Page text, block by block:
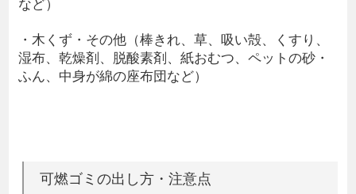
・木くず・その他（棒きれ、草、吸い殻、くすり、
湿布、乾燥剤、脱酸素剤、紙おむつ、ペットの砂・
ふん、中身が綿の座布団など）
可燃ゴミの出し方・注意点